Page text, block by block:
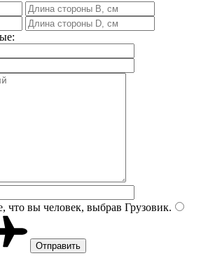
что вы человек, выбрав Грузовик.